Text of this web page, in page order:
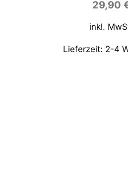
29,90
inkl.
Lieferzeit: 2-4